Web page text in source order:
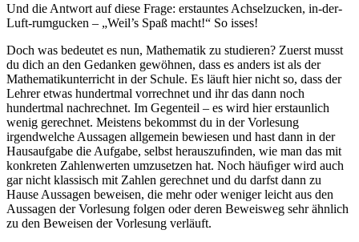
Und die Antwort auf diese Frage: erstauntes Achselzucken, in-der-
Luft-rumgucken – „Weil’s Spaß macht!“ So isses!
Doch was bedeutet es nun, Mathematik zu studieren? Zuerst musst
du dich an den Gedanken gewöhnen, dass es anders ist als der
Mathematikunterricht in der Schule. Es läuft hier nicht so, dass der
Lehrer etwas hundertmal vorrechnet und ihr das dann noch
hundertmal nachrechnet. Im Gegenteil – es wird hier erstaunlich
wenig gerechnet. Meistens bekommst du in der Vorlesung
irgendwelche Aussagen allgemein bewiesen und hast dann in der
Hausaufgabe die Aufgabe, selbst herauszuﬁnden, wie man das mit
konkreten Zahlenwerten umzusetzen hat. Noch häuﬁger wird auch
gar nicht klassisch mit Zahlen gerechnet und du darfst dann zu
Hause Aussagen beweisen, die mehr oder weniger leicht aus den
Aussagen der Vorlesung folgen oder deren Beweisweg sehr ähnlich
zu den Beweisen der Vorlesung verläuft.